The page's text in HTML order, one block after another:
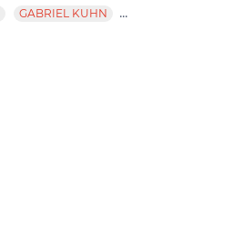
GABRIEL KUHN ...